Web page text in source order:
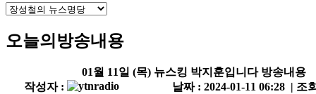
오늘의방송내용
01월 11일 (목) 뉴스킹 박지훈입니다 방송내용
작성자 :
날짜 : 2024-01-11 06:28 | 조